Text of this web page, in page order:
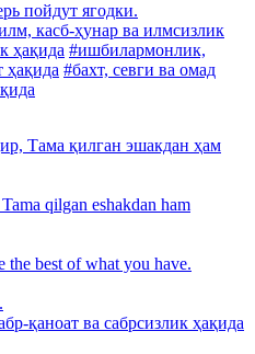
пойдут ягодки.
касб-ҳунар ва илмсизлик
ҳақида #ишбилармонлик,
ҳақида #бахт, севги ва омад
Тама қилган эшакдан ҳам
qilgan eshakdan ham
the best of what you have.
қаноат ва сабрсизлик ҳақида